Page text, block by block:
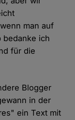
man auf
bedanke ich
für die
Blogger
in der
ein Text mit